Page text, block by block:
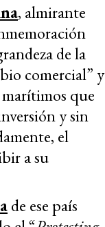
, almirante
de la
comercial” y
que
y sin
el
a su
de ese país